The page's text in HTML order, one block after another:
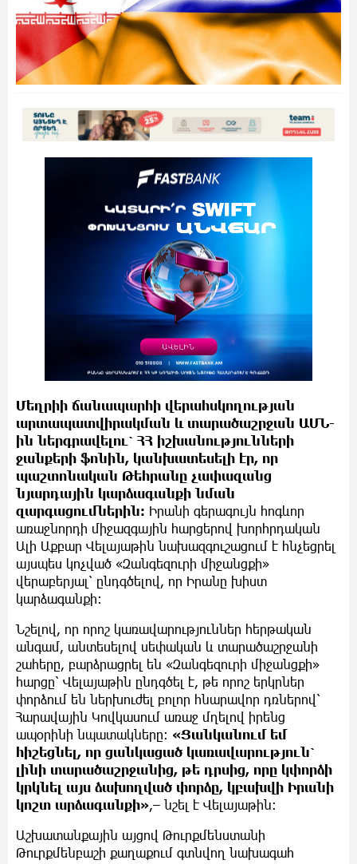
Մեղրիի ճանապարհի վերահսկողության
արտապատվիրակման և տարածաշրջան ԱՄՆ-
ին ներգրավելու՝ ՀՀ իշխանությունների
ջանքերի ֆոնին, կանխատեսելի էր, որ
պաշտոնական Թեհրանը չափազանց
նյարդային կարձագանքի նման
զարգացումներին։ Իրանի գերագույն հոգևոր
առաջնորդի միջազգային հարցերով խորհրդական
Ալի Աքբար Վելայաթին նախազգուշացում է հնչեցրել
այսպես կոչված «Զանգեզուրի միջանցքի»
վերաբերյալ՝ ընդգծելով, որ Իրանը խիստ
կարձագանքի։
Նշելով, որ որոշ կառավարություններ հերթական
անգամ, անտեսելով սեփական և տարածաշրջանի
շահերը, բարձրացրել են «Զանգեզուրի միջանցքի»
հարցը՝ Վելայաթին ընդգծել է, թե որոշ երկրներ
փորձում են ներխուժել բոլոր հնարավոր դռներով՝
Հարավային Կովկասում առաջ մղելով իրենց
ապօրինի նպատակները։ «Ցանկանում եմ
հիշեցնել, որ ցանկացած կառավարություն՝
լինի տարածաշրջանից, թե դրսից, որը կփորձի
կրկնել այս ձախողված փորձը, կբախվի Իրանի
կոշտ արձագանքի»,– նշել է Վելայաթին։
Աշխատանքային այցով Թուրքմենստանի
Թուրքմենբաշի քաղաքում գտնվող նախագահ